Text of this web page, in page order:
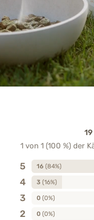
1 von 1 (100 %) der
5 16 (84%)
4 3 (16%)
3 0 (0%)
2 0 (0%)